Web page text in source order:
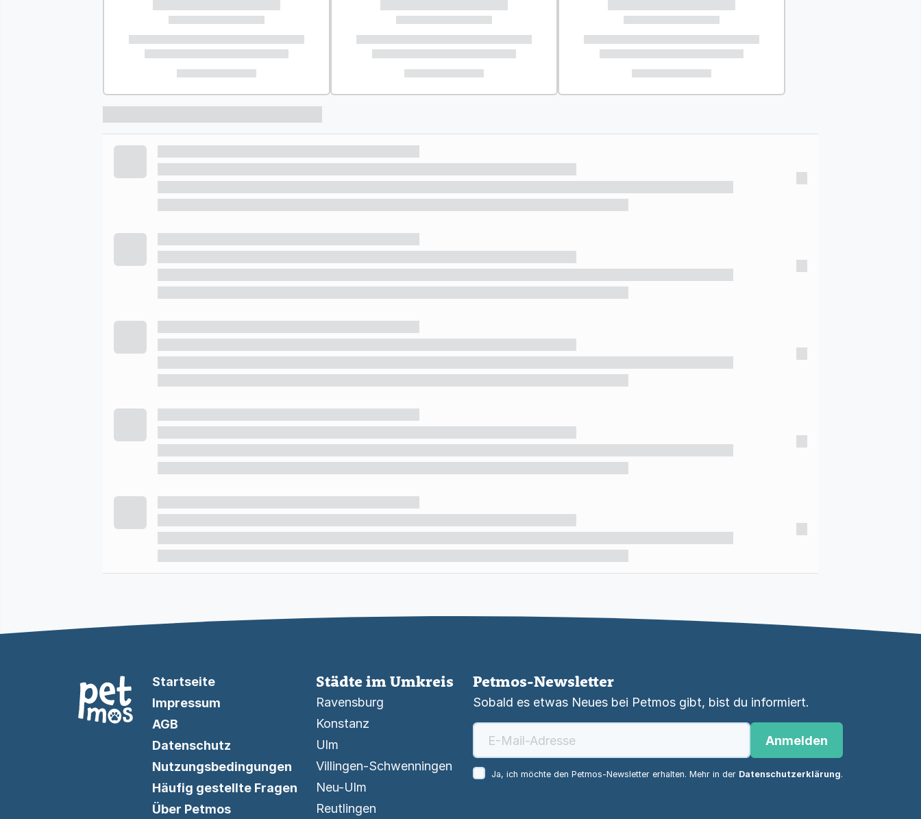
Startseite
Impressum
AGB
Datenschutz
Nutzungsbedingungen
Häufig gestellte Fragen
Über Petmos
Städte im Umkreis
Ravensburg
Konstanz
Ulm
Villingen-Schwenningen
Neu-Ulm
Reutlingen
Petmos-Newsletter
Sobald es etwas Neues bei Petmos gibt, bist du informiert.
Anmelden
Ja, ich möchte den Petmos-Newsletter erhalten. Mehr in der Datenschutzerklärung.